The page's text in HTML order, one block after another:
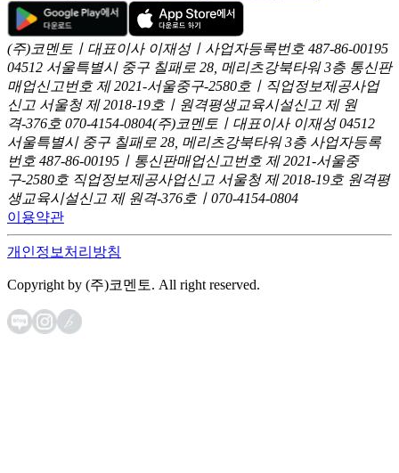
(주)코멘토ㅣ대표이사 이재성ㅣ사업자등록번호 487-86-00195
04512 서울특별시 중구 칠패로 28, 메리츠강북타워 3층 통신판
매업신고번호 제 2021-서울중구-2580호ㅣ직업정보제공사업
신고 서울청 제 2018-19호ㅣ원격평생교육시설신고 제 원
격-376호 070-4154-0804(주)코멘토ㅣ대표이사 이재성 04512
서울특별시 중구 칠패로 28, 메리츠강북타워 3층 사업자등록
번호 487-86-00195ㅣ통신판매업신고번호 제 2021-서울중
구-2580호 직업정보제공사업신고 서울청 제 2018-19호 원격평
생교육시설신고 제 원격-376호ㅣ070-4154-0804
이용약관
개인정보처리방침
Copyright by (주)코멘토. All right reserved.